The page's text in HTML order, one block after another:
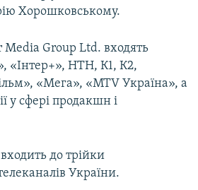
Хорошковському.
Group Ltd. входять
«Iнтер+», НТН, К1, К2,
«Мега», «MTV Україна», а
у сферi продакшн i
до трiйки
України.